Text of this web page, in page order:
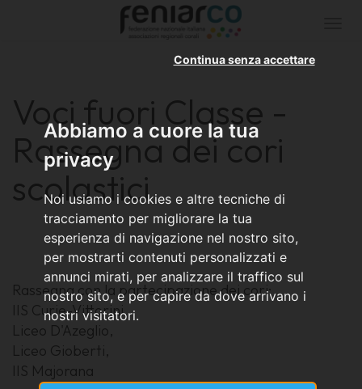
Abbiamo a cuore la tua
privacy
Noi usiamo i cookies e altre tecniche di
tracciamento per migliorare la tua
esperienza di navigazione nel nostro sito,
per mostrarti contenuti personalizzati e
annunci mirati, per analizzare il traffico sul
nostro sito, e per capire da dove arrivano i
nostri visitatori.
Continua senza accettare
Voci fuori Classe -
Rassegna dei cori
scolastici
Rassegna con la partecipazione dei cori:
IIS Curie-Vittorini,
Liceo D'Azeglio,
Liceo Gioberti,
IIS Majorana